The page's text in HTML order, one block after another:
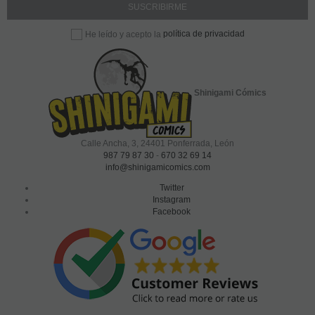
He leído y acepto la política de privacidad
Shinigami Cómics
Calle Ancha, 3 24401 Ponferrada, León
987 79 87 30 - 670 32 69 14
info@shinigamicomics.com
Twitter
Instagram
Facebook